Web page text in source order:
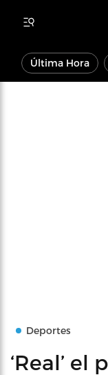
Última Hora
Deportes
‘Real’ el